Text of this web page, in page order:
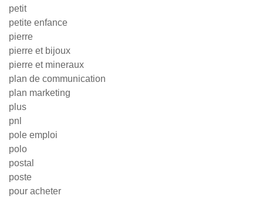
petit
petite enfance
pierre
pierre et bijoux
pierre et mineraux
plan de communication
plan marketing
plus
pnl
pole emploi
polo
postal
poste
pour acheter